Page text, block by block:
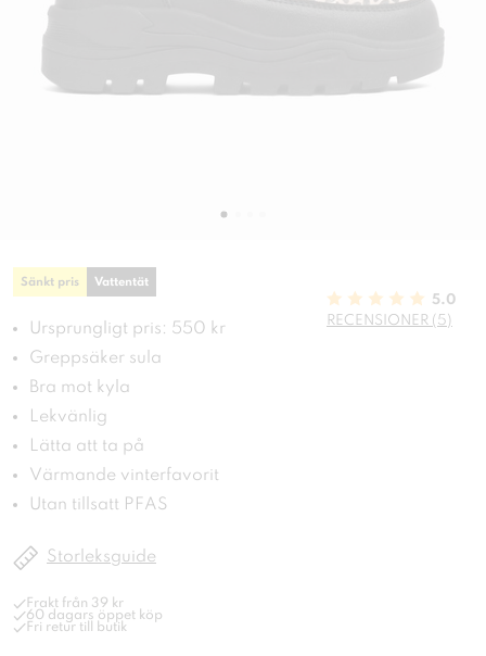
Sänkt pris Vattentät
Ursprungligt pris: 550 kr
Greppsäker sula
Bra mot kyla
Lekvänlig
Lätta att ta på
Värmande vinterfavorit
Utan tillsatt PFAS
5.0
RECENSIONER (5)
Storleksguide
Frakt från 39 kr
60 dagars öppet köp
Fri retur till butik